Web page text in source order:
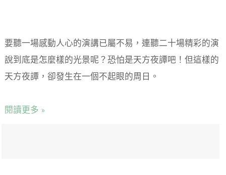
要聽一場感動人心的演講已屬不易，連聽二十場精彩的演
說到底是怎麼樣的光景呢？恐怕是天方夜譚吧！但這樣的
天方夜譚，卻發生在一個不起眼的周日。
閱讀更多 »